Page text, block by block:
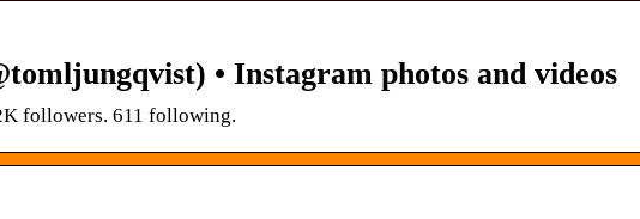
• Instagram photos and videos
followers. 611 following.